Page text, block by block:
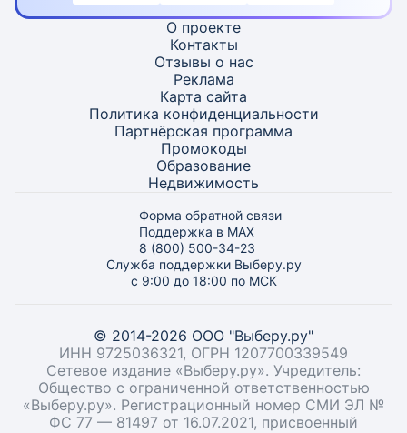
О проекте
Контакты
Отзывы о нас
Реклама
Карта сайта
Политика конфиденциальности
Партнёрская программа
Промокоды
Образование
Недвижимость
Форма обратной связи
Поддержка в MAX
8 (800) 500-34-23
Служба поддержки Выберу.ру
с 9:00 до 18:00 по МСК
© 2014-2026 ООО "Выберу.ру"
ИНН 9725036321, ОГРН 1207700339549
Сетевое издание «Выберу.ру». Учредитель:
Общество с ограниченной ответственностью
«Выберу.ру». Регистрационный номер СМИ ЭЛ №
ФС 77 — 81497 от 16.07.2021, присвоенный